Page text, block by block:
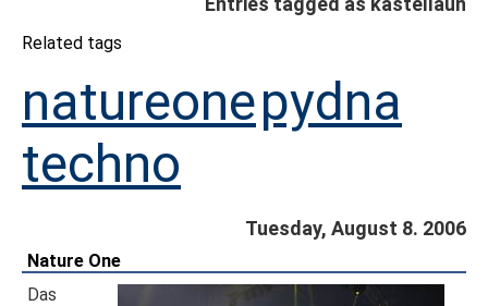
Related tags
natureonepydna
techno
Tuesday, August 8. 2006
Nature One
Das